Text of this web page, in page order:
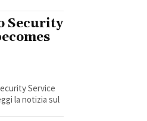
Security